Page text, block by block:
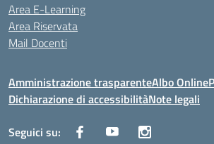
Area E-Learning
Area Riservata
Mail Docenti
Amministrazione trasparenteAlbo Online
Dichiarazione di accessibilitàNote legali
Seguici su: